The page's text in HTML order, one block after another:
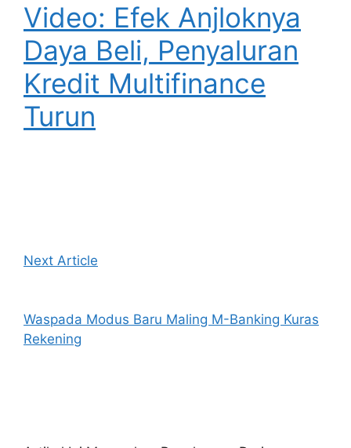
Video: Efek Anjloknya
Daya Beli, Penyaluran
Kredit Multifinance
Turun
Next Article
Waspada Modus Baru Maling M-Banking Kuras
Rekening